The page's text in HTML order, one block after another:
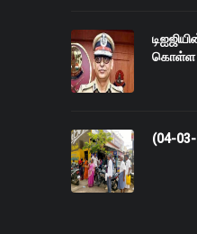
கொள்ள
(04-